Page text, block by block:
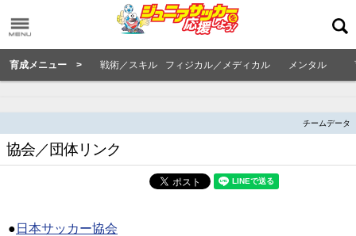
育成メニュー > 戦術／スキル フィジカル／メディカル メンタル
チームデータ
協会／団体リンク
● 日本サッカー協会